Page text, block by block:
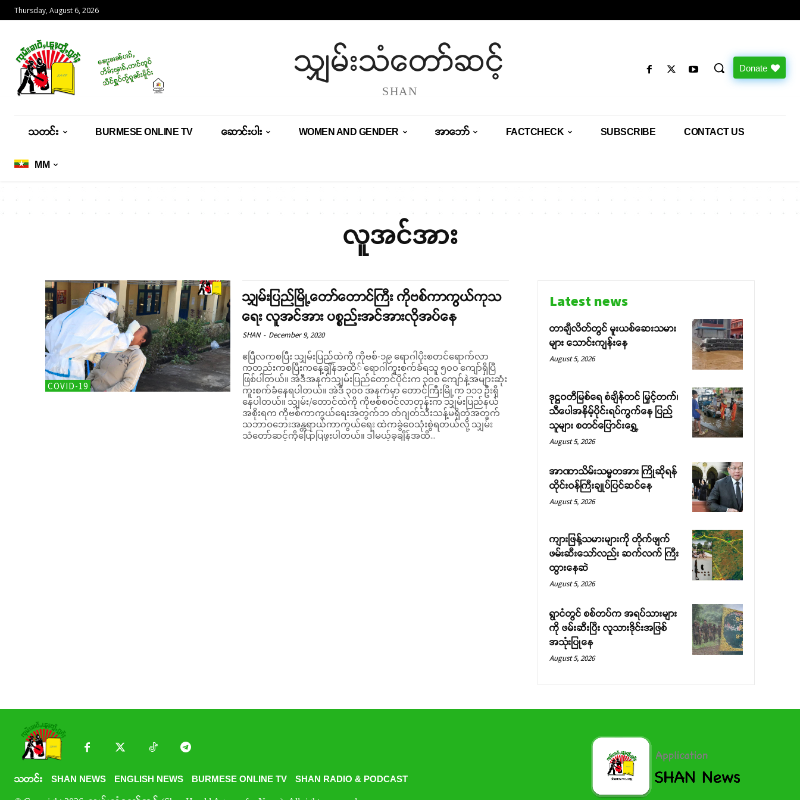
Support SHAN
Your support keeps our voice strong. Join us today and help create
a future where every story is heard, every voice counts, and justice
Thursday, August 6, 2026
သျှမ်းသံတော်ဆင့်
SHAN
Donate
သတင်း BURMESE ONLINE TV ဆောင်းပါး WOMEN AND GENDER အာဘော် FACTCHECK SUBSCRIBE CONTACT US
MM
လူအင်အား
COVID-19
သျှမ်းပြည်မြို့တော်တောင်ကြီး ကိုဗစ်ကာကွယ်ကုသ
ရေး လူအင်အား ပစ္စည်းအင်အားလိုအပ်နေ
SHAN - December 9, 2020
ဧပြီလကစပြီး သျှမ်းပြည်ထဲကို ကိုဗစ်-၁၉ ရောဂါပိုးစတင်ရောက်လာ
ကတည်းကစပြီးကနေ့ချိန်အထိ် ရောဂါကူးစက်ခံရသူ ၅၀၀ ကျော်ရှိပြီ
ဖြစ်ပါတယ်။ အဲဒီအနက်သျှမ်းပြည်တောင်ပိုင်းက ၃၀၀ ကျော်နဲ့အများဆုံး
ကူးစက်ခံနေရပါတယ်။ အဲဒီ ၃၀၀ အနက်မှာ တောင်ကြီးမြို့က ၁၁၁ ဦးရှိ
နေပါတယ်။ သျှမ်း/တောင်ထဲကို ကိုဗစ်စဝင်လာတုန်းက သျှမ်းပြည်နယ်
အစိုးရက ကိုဗစ်ကာကွယ်ရေးအတွက်ဘ တ်ဂျတ်သီးသန့်မရှိတဲ့အတွက်
သဘာဝဘေးအန္တရာယ်ကာကွယ်ရေး ထဲကခွဲဝေသုံးစွဲရတယ်လို့ သျှမ်း
သံတော်ဆင့်ကိုပြောပြဖူးပါတယ်။ ဒါမယ့်ခုချိန်အထိ...
Latest news
တာချီလိတ်တွင် မူးယစ်ဆေးသမား
များ သောင်းကျန်းနေ
August 5, 2026
ဒုဋ္ဌဝတီမြစ်ရေ စံချိန်တင် မြှင့်တက်၊
သီပေါအနိမ့်ပိုင်းရပ်ကွက်နေ ပြည်
သူများ စတင်ပြောင်းရွှေ့
August 5, 2026
အာဏာသိမ်းသမ္မတအား ကြိုဆိုရန်
ထိုင်းဝန်ကြီးချုပ်ပြင်ဆင်နေ
August 5, 2026
ကျားဖြန့်သမားများကို တိုက်ဖျက်
ဖမ်းဆီးသော်လည်း ဆက်လက် ကြီး
ထွားနေဆဲ
August 5, 2026
ရွာငံတွင် စစ်တပ်က အရပ်သားများ
ကို ဖမ်းဆီးပြီး လူသားဒိုင်းအဖြစ်
အသုံးပြုနေ
August 5, 2026
သတင်း SHAN NEWS ENGLISH NEWS BURMESE ONLINE TV SHAN RADIO & PODCAST